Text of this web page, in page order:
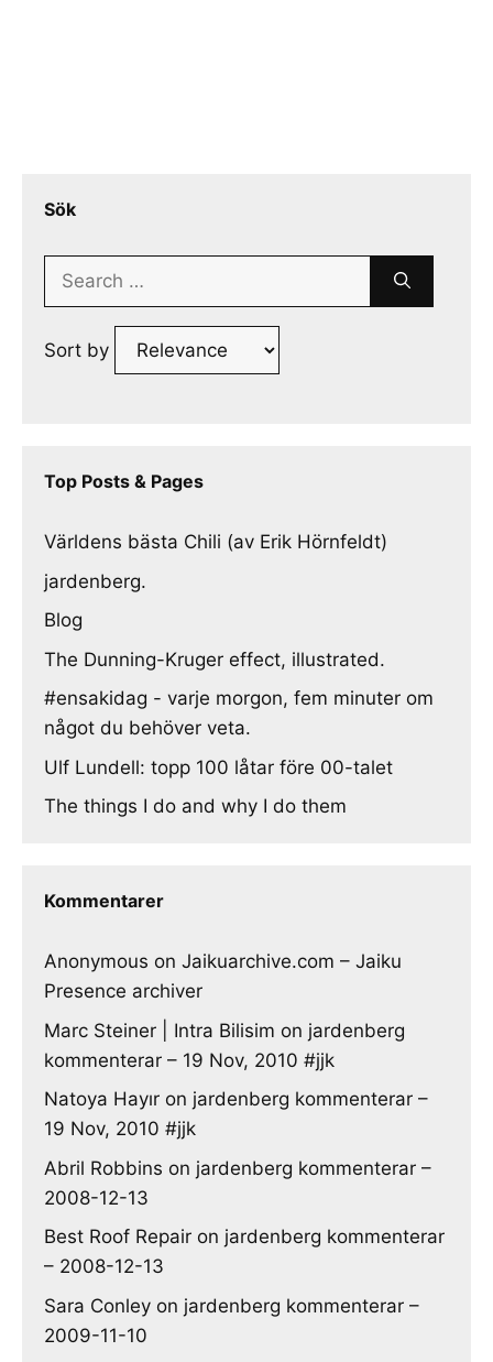
Sök
Search
Sort by
Top Posts & Pages
Världens bästa Chili (av Erik Hörnfeldt)
jardenberg.
Blog
The Dunning-Kruger effect, illustrated.
#ensakidag - varje morgon, fem minuter om
något du behöver veta.
Ulf Lundell: topp 100 låtar före 00-talet
The things I do and why I do them
Kommentarer
Anonymous on Jaikuarchive.com – Jaiku
Presence archiver
Marc Steiner | Intra Bilisim on jardenberg
kommenterar – 19 Nov, 2010 #jjk
Natoya Hayır on jardenberg kommenterar –
19 Nov, 2010 #jjk
Abril Robbins on jardenberg kommenterar –
2008-12-13
Best Roof Repair on jardenberg kommenterar
– 2008-12-13
Sara Conley on jardenberg kommenterar –
2009-11-10